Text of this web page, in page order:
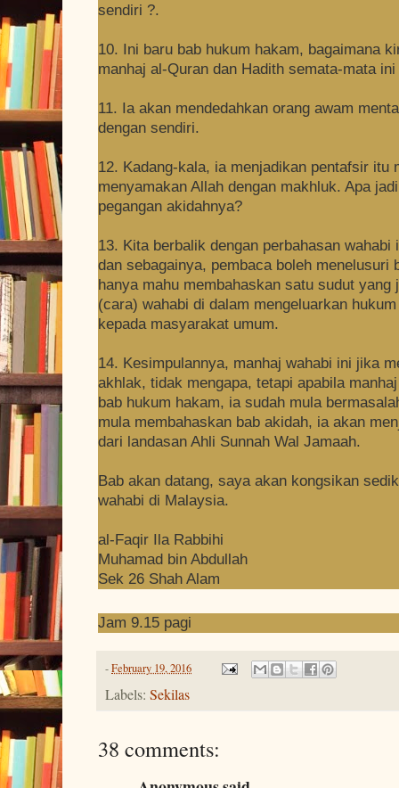
sendiri ?.
10. Ini baru bab hukum hakam, bagaimana
manhaj al-Quran dan Hadith semata-mata
11. Ia akan mendedahkan orang awam
dengan sendiri.
12. Kadang-kala, ia menjadikan pentafsir itu
menyamakan Allah dengan makhluk. Apa
pegangan akidahnya?
13. Kita berbalik dengan perbahasan
dan sebagainya, pembaca boleh menelusuri
hanya mahu membahaskan satu sudut
(cara) wahabi di dalam mengeluarkan
kepada masyarakat umum.
14. Kesimpulannya, manhaj wahabi ini jika
akhlak, tidak mengapa, tetapi apabila
bab hukum hakam, ia sudah mula
mula membahaskan bab akidah, ia akan
dari landasan Ahli Sunnah Wal Jamaah.
Bab akan datang, saya akan kongsikan
wahabi di Malaysia.
al-Faqir Ila Rabbihi
Muhamad bin Abdullah
Sek 26 Shah Alam
Jam 9.15 pagi
-February 19, 2016
Labels: Sekilas
38 comments: